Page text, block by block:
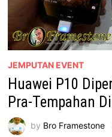
JEMPUTAN EVENT
Huawei P10
Pra-Tempahan
by Bro Framestone